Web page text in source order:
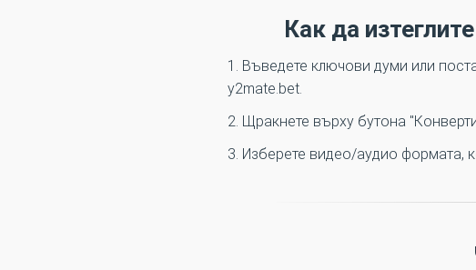
Как да
1. Въведете ключови думи или
y2mate.bet.
2. Щракнете върху бутона
3. Изберете видео/аудио формата,